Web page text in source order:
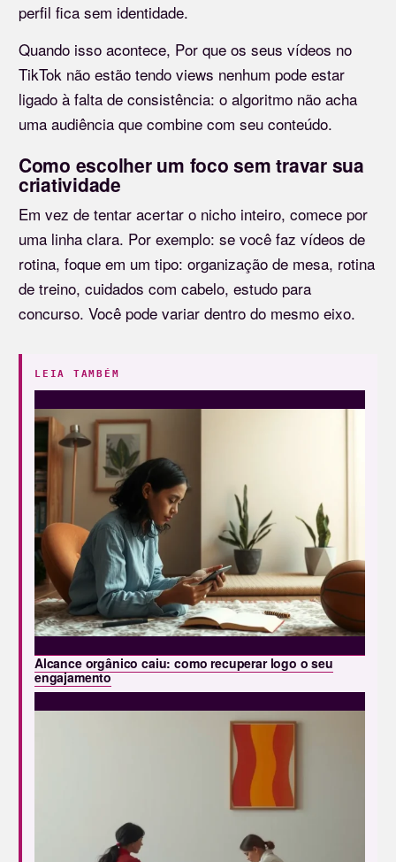
perfil fica sem identidade.
Quando isso acontece, Por que os seus vídeos no
TikTok não estão tendo views nenhum pode estar
ligado à falta de consistência: o algoritmo não acha
uma audiência que combine com seu conteúdo.
Como escolher um foco sem travar sua
criatividade
Em vez de tentar acertar o nicho inteiro, comece por
uma linha clara. Por exemplo: se você faz vídeos de
rotina, foque em um tipo: organização de mesa, rotina
de treino, cuidados com cabelo, estudo para
concurso. Você pode variar dentro do mesmo eixo.
LEIA TAMBÉM
Alcance orgânico caiu: como recuperar logo o seu
engajamento